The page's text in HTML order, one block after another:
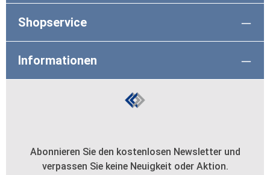
Shopservice
Informationen
Abonnieren Sie den kostenlosen Newsletter und
verpassen Sie keine Neuigkeit oder Aktion.